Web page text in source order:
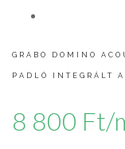
GRABO DOMINO
PADLÓ INTEGRÁLT
8 800 Ft/